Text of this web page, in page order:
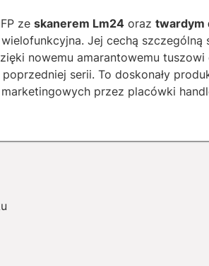
ze skanerem Lm24 oraz twardym
Jej cechą
nowemu amarantowemu
serii. To doskonały
przez placówki